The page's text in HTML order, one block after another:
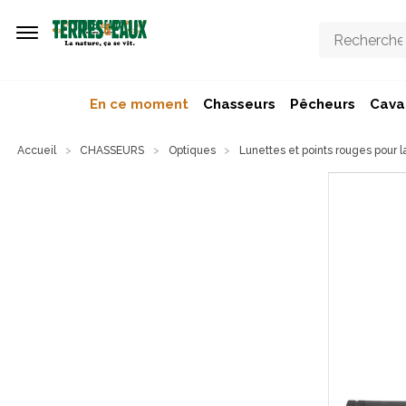
En ce moment Chasseurs Pêcheurs
Accueil CHASSEURS Optiques Lunettes et points rouges pour